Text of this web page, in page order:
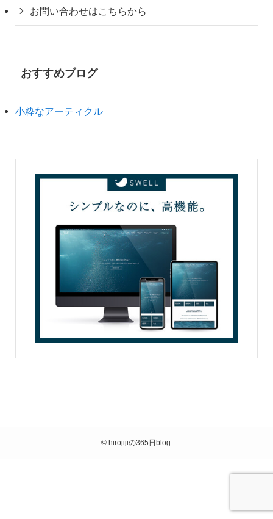
お問い合わせはこちらから
おすすめブログ
小粋なアーティクル
©hirojijiの365日blog.